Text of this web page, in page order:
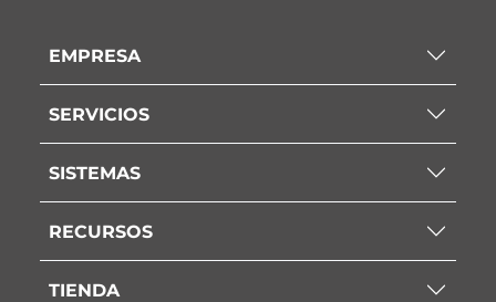
EMPRESA
SERVICIOS
SISTEMAS
RECURSOS
TIENDA